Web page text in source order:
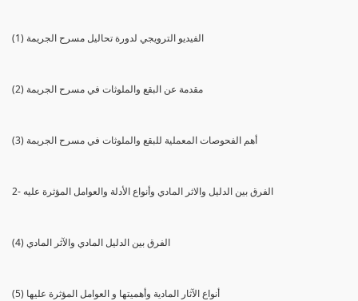
(1) الفيديو الترويجي لدورة تحاليل مسرح الجريمة
(2) مقدمة عن البقع والملوثات في مسرح الجريمة
(3) أهم الفحوصات المعملية للبقع والملوثات في مسرح الجريمة
2- الفرق بين الدليل والاثر المادي وأنواع الأدلة والعوامل المؤثرة عليه
(4) الفرق بين الدليل المادي والآثر المادي
(5) أنواع الآثار المادية وأهميتها و العوامل المؤثرة عليها